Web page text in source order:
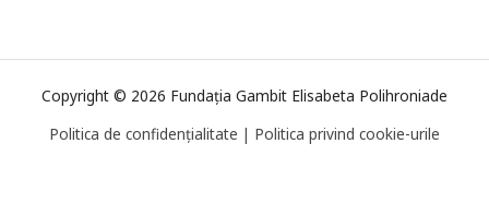
Copyright © 2026 Fundația Gambit Elisabeta Polihroniade
Politica de confidențialitate | Politica privind cookie-urile